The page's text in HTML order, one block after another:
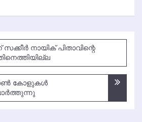
സക്കീര്‍ നായിക് പിതാവിന്റെ
കോളുകള്‍